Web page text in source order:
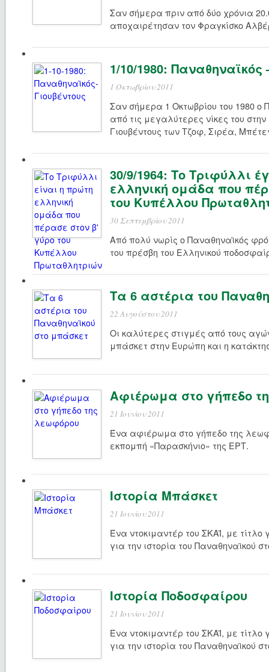
Σαν σήμερα πριν από δύο χρόνια
αποχαιρέτησαν τον Φραγκίσκο
1/10/1980: Παναθηναϊκός
1 Οκτωβρίου 2011
Σαν σήμερα 1 Οκτωβρίου του 1980 ο
από τις μεγαλύτερες νίκες του
Γιουβέντους των Τζοφ, Σιρέα,
30/9/1964: Το Τριφύλλι
ελληνική ομάδα που
του Κυπέλλου
30 Σεπτεμβρίου 2011
Από πολύ νωρίς ο Παναθηναϊκός
του πρέσβη του Ελληνικού
Τα 6 αστέρια του
22 Αυγούστου 2011
Οι καλύτερες στιγμές από τους
μπάσκετ στην Ευρώπη και η
Αφιέρωμα στο γήπεδο
21 Ιουνίου 2011
Ένα αφιέρωμα στο γήπεδο της
εκπομπή «Παρασκήνιο» της ΕΡΤ.
Ιστορία Μπάσκετ
21 Ιουνίου 2011
Ένα ντοκιμαντέρ του ΣΚΑΪ, με
για την ιστορία του Παναθηναϊκού
Ιστορία Ποδοσφαίρου
21 Ιουνίου 2011
Ένα ντοκιμαντέρ του ΣΚΑΪ, με
για την ιστορία του Παναθηναϊκού